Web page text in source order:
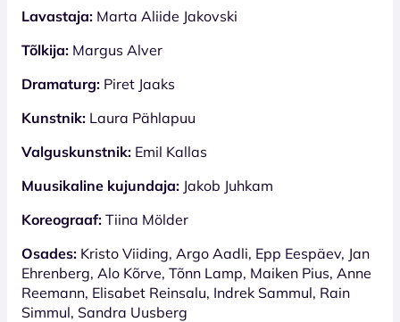
Lavastaja: Marta Aliide Jakovski
Tõlkija: Margus Alver
Dramaturg: Piret Jaaks
Kunstnik: Laura Pählapuu
Valguskunstnik: Emil Kallas
Muusikaline kujundaja: Jakob Juhkam
Koreograaf: Tiina Mölder
Osades: Kristo Viiding, Argo Aadli, Epp Eespäev, Jan
Ehrenberg, Alo Kõrve, Tõnn Lamp, Maiken Pius, Anne
Reemann, Elisabet Reinsalu, Indrek Sammul, Rain
Simmul, Sandra Uusberg